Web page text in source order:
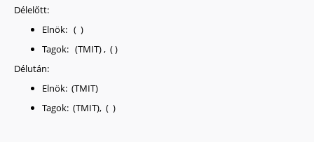
Délelőtt:
Elnök: ( )
Tagok: (TMIT) , ( )
Délután:
Elnök: (TMIT)
Tagok: (TMIT), ( )